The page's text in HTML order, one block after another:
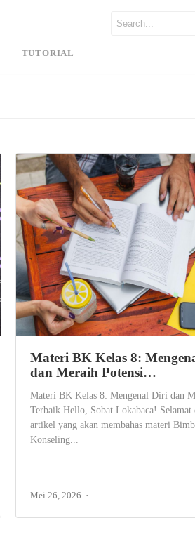
TUTORIAL
Materi BK Kelas 8:
dan Meraih Potensi…
Materi BK Kelas 8: Mengenal Diri dan
Terbaik Hello, Sobat Lokabaca! Selamat
artikel yang akan membahas materi
Konseling...
Mei 26, 2026